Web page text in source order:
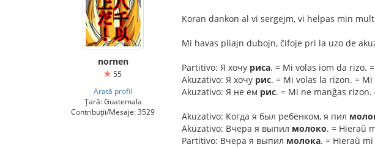
nornen
55
Arată profil
Țară: Guatemala
Contribuții/Mesaje: 3529
Koran dankon al vi sergejm, vi helpas min
Mi havas pliajn dubojn, ĉifoje pri la uzo de
Partitivo: Я хочу риса. = Mi volas iom da rizo.
Akuzativo: Я хочу рис. = Mi volas la rizon. =
Akuzativo: Я не ем рис. = Mi ne manĝas
Akuzativo: Когда я был ребёнком, я пил
Akuzativo: Вчера я выпил молоко. = Hieraŭ
Partitivo: Вчера я выпил молока. = Hieraŭ